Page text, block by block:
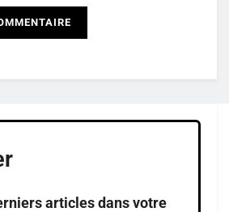
articles dans votre